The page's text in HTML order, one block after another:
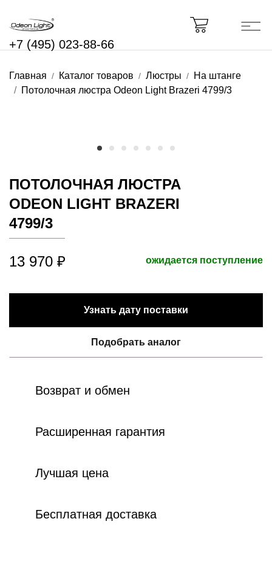
+7 (495) 023-88-66
Главная Каталог товаров Люстры
На штанге
Потолочная люстра Odeon Light Brazeri 4799/3
ПОТОЛОЧНАЯ ЛЮСТРА
ODEON LIGHT BRAZERI
4799/3
13 970 ₽ ожидается поступление
Узнать дату поставки
Подобрать аналог
Возврат и обмен
Расширенная гарантия
Лучшая цена
Бесплатная доставка